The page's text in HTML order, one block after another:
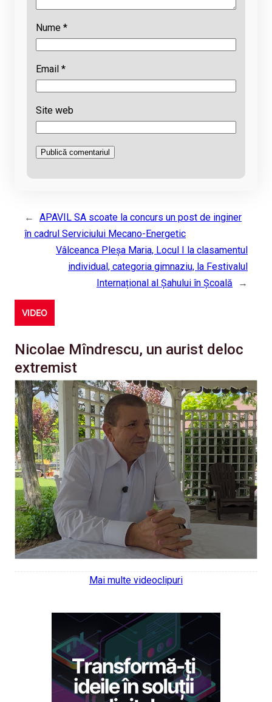
Nume *
Email *
Site web
←
APAVIL SA scoate la concurs un post de inginer
în cadrul Serviciului Mecano-Energetic
Vâlceanca Pleșa Maria, Locul I la clasamentul
individual, categoria gimnaziu, la Festivalul
Internațional al Șahului în Școală
→
VIDEO
Nicolae Mîndrescu, un aurist deloc
extremist
Mai multe videoclipuri